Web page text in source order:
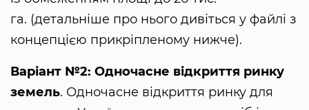
га. (детальніше про нього дивіться у файлі з
концепцією прикріпленому нижче).
Варіант №2: Одночасне відкриття ринку
земель. Одночасне відкриття ринку для